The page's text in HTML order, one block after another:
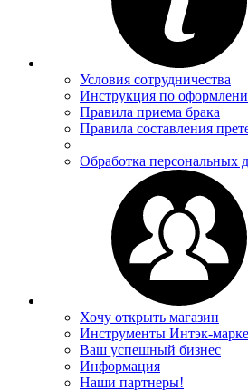
Условия сотрудничества
Инструкция по
Правила приема брака
Правила составления
Обработка персональных
Хочу открыть магазин
Инструменты Интэк-
Ваш успешный бизнес
Информация
Наши партнеры!